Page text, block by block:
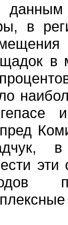
в
в
в
эти